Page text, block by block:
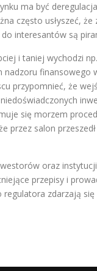
ma być
często usłyszeć, że
interesantów są
i taniej wychodzi
finansowego
przypomnieć, że
się morzem
przez salon przeszedł
oraz
przepisy i
zdarzają się